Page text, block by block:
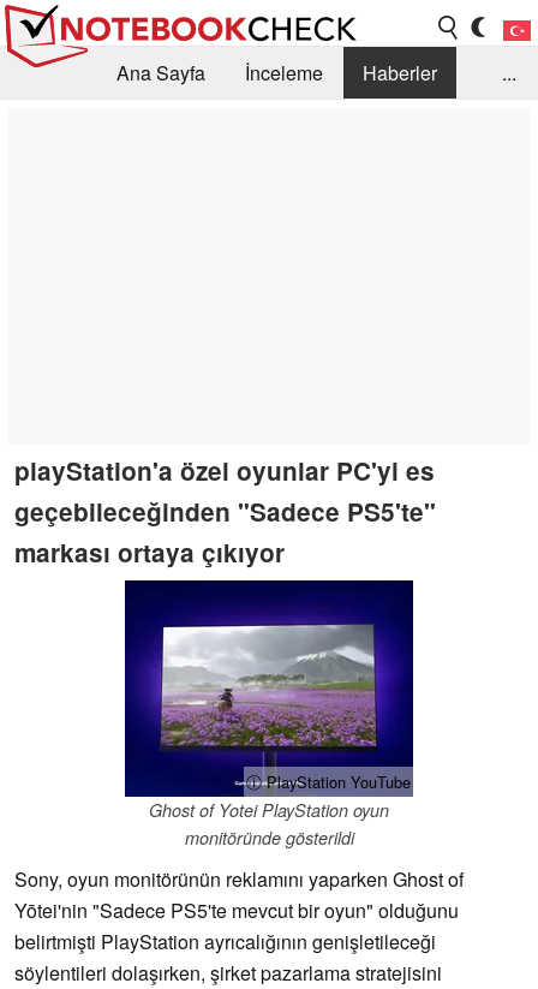
Ana Sayfa İnceleme
Haberler
...
playStation'a özel oyunlar PC'yi es
geçebileceğinden "Sadece PS5'te"
markası ortaya çıkıyor
ⓘ PlayStation YouTube
Ghost of Yotei PlayStation oyun
monitöründe gösterildi
Sony, oyun monitörünün reklamını yaparken Ghost of
Yōtei'nin "Sadece PS5'te mevcut bir oyun" olduğunu
belirtmişti PlayStation ayrıcalığının genişletileceği
söylentileri dolaşırken, şirket pazarlama stratejisini